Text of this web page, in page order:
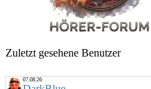
Zuletzt gesehene Benutzer
07.08.26